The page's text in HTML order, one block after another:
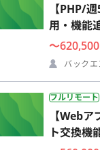
【PHP/
用・機能
〜620,500
バック
フルリモート
【Web
ト交換機